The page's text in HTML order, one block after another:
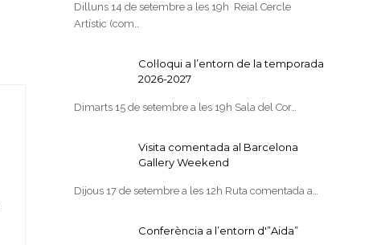
Dilluns 14 de setembre a les 19h Reial Cercle
Artístic (com…
Col·loqui a l’entorn de la temporada
2026-2027
Dimarts 15 de setembre a les 19h Sala del Cor…
Visita comentada al Barcelona
Gallery Weekend
Dijous 17 de setembre a les 12h Ruta comentada a…
Conferència a l’entorn d'”Aida”